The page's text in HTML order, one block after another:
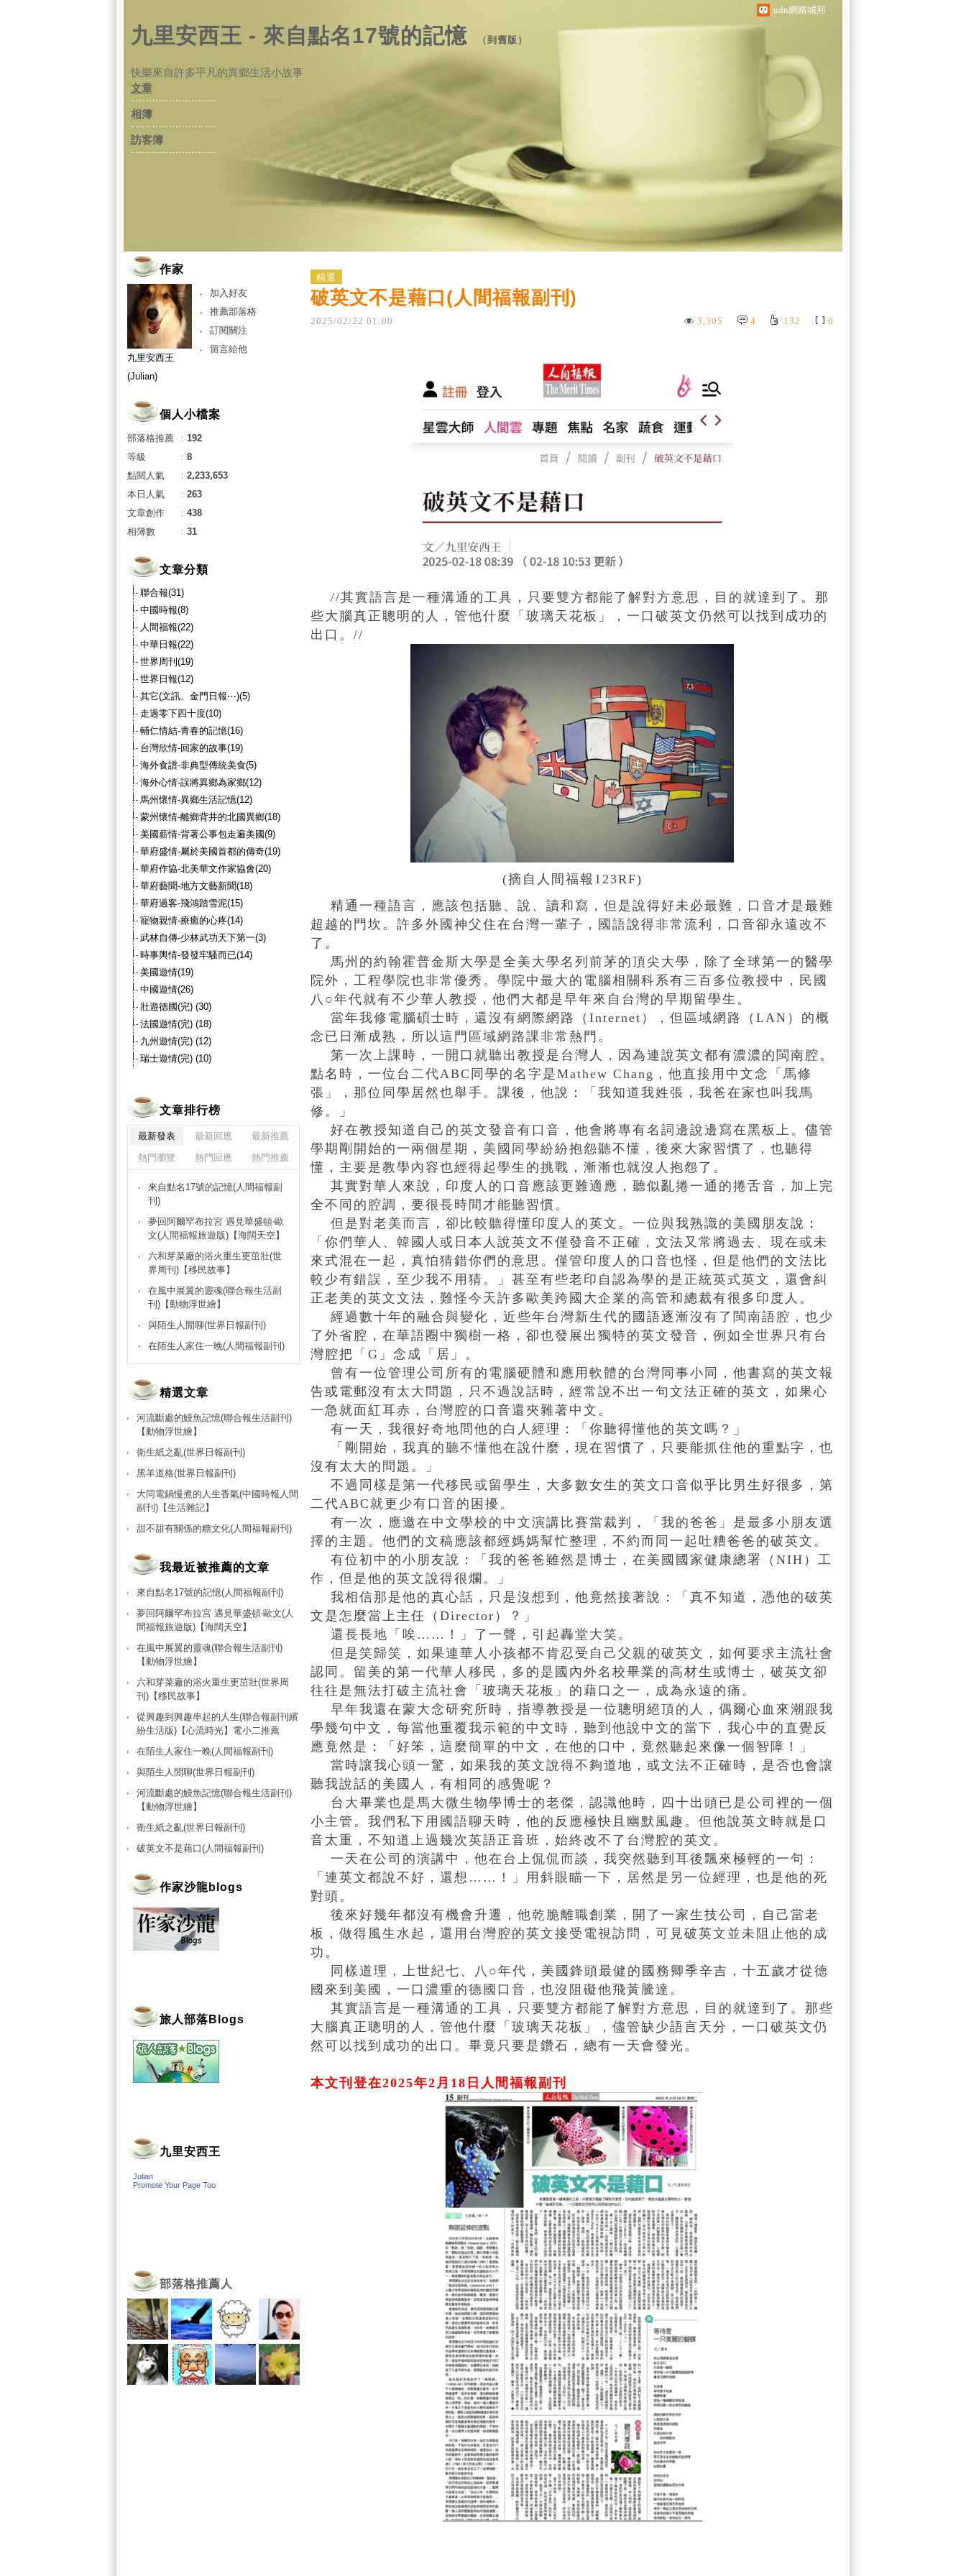
udn網路城邦
九里安西王 - 來自點名17號的記憶 （到舊版 ）
快樂來自許多平凡的異鄉生活小故事
文章
相簿
訪客簿
精選
破英文不是藉口(人間福報副刊)
2025/02/22 01 :00 3,305 4 132 0
//其實語言是一種溝通的工具，只要雙方都能了解對方意思，目的就達到了。那
些大腦真正聰明的人，管他什麼「玻璃天花板」，一口破英文仍然可以找到成功的
出口。//
(摘自人間福報123RF)
精通一種語言，應該包括聽、說、讀和寫，但是說得好未必最難，口音才是最難
超越的門坎。許多外國神父住在台灣一輩子，國語說得非常流利，口音卻永遠改不
了。
馬州的約翰霍普金斯大學是全美大學名列前茅的頂尖大學，除了全球第一的醫學
院外，工程學院也非常優秀。學院中最大的電腦相關科系有三百多位教授中，民國
八○年代就有不少華人教授，他們大都是早年來自台灣的早期留學生。
當年我修電腦碩士時，還沒有網際網路（Internet），但區域網路（LAN）的概
念已日漸成熟，所以這門區域網路課非常熱門。
第一次上課時，一開口就聽出教授是台灣人，因為連說英文都有濃濃的閩南腔。
點名時，一位台二代ABC同學的名字是Mathew Chang，他直接用中文念「馬修
張」，那位同學居然也舉手。課後，他說：「我知道我姓張，我爸在家也叫我馬
修。」
好在教授知道自己的英文發音有口音，他會將專有名詞邊說邊寫在黑板上。儘管
學期剛開始的一兩個星期，美國同學紛紛抱怨聽不懂，後來大家習慣了，也聽得
懂，主要是教學內容也經得起學生的挑戰，漸漸也就沒人抱怨了。
其實對華人來說，印度人的口音應該更難適應，聽似亂捲一通的捲舌音，加上完
全不同的腔調，要很長時間才能聽習慣。
但是對老美而言，卻比較聽得懂印度人的英文。一位與我熟識的美國朋友說：
「你們華人、韓國人或日本人說英文不僅發音不正確，文法又常將過去、現在或未
來式混在一起，真怕猜錯你們的意思。僅管印度人的口音也怪，但是他們的文法比
較少有錯誤，至少我不用猜。」甚至有些老印自認為學的是正統英式英文，還會糾
正老美的英文文法，難怪今天許多歐美跨國大企業的高管和總裁有很多印度人。
經過數十年的融合與變化，近些年台灣新生代的國語逐漸沒有了閩南語腔，也少
了外省腔，在華語圈中獨樹一格，卻也發展出獨特的英文發音，例如全世界只有台
灣腔把「G」念成「居」。
曾有一位管理公司所有的電腦硬體和應用軟體的台灣同事小同，他書寫的英文報
告或電郵沒有太大問題，只不過說話時，經常說不出一句文法正確的英文，如果心
一急就面紅耳赤，台灣腔的口音還夾雜著中文。
有一天，我很好奇地問他的白人經理：「你聽得懂他的英文嗎？」
「剛開始，我真的聽不懂他在說什麼，現在習慣了，只要能抓住他的重點字，也
沒有太大的問題。」
不過同樣是第一代移民或留學生，大多數女生的英文口音似乎比男生好很多，第
二代ABC就更少有口音的困擾。
有一次，應邀在中文學校的中文演講比賽當裁判，「我的爸爸」是最多小朋友選
擇的主題。他們的文稿應該都經媽媽幫忙整理，不約而同一起吐糟爸爸的破英文。
有位初中的小朋友說：「我的爸爸雖然是博士，在美國國家健康總署（NIH）工
作，但是他的英文說得很爛。」
我相信那是他的真心話，只是沒想到，他竟然接著說：「真不知道，憑他的破英
文是怎麼當上主任（Director）？」
還長長地「唉……！」了一聲，引起轟堂大笑。
但是笑歸笑，如果連華人小孩都不肯忍受自己父親的破英文，如何要求主流社會
認同。留美的第一代華人移民，多的是國內外名校畢業的高材生或博士，破英文卻
往往是無法打破主流社會「玻璃天花板」的藉口之一，成為永遠的痛。
早年我還在蒙大念研究所時，指導教授是一位聰明絕頂的人，偶爾心血來潮跟我
學幾句中文，每當他重覆我示範的中文時，聽到他說中文的當下，我心中的直覺反
應竟然是：「好笨，這麼簡單的中文，在他的口中，竟然聽起來像一個智障！」
當時讓我心頭一驚，如果我的英文說得不夠道地，或文法不正確時，是否也會讓
聽我說話的美國人，有相同的感覺呢？
台大畢業也是馬大微生物學博士的老傑，認識他時，四十出頭已是公司裡的一個
小主管。我們私下用國語聊天時，他的反應極快且幽默風趣。但他說英文時就是口
音太重，不知道上過幾次英語正音班，始終改不了台灣腔的英文。
一天在公司的演講中，他在台上侃侃而談，我突然聽到耳後飄來極輕的一句：
「連英文都說不好，還想……！」用斜眼瞄一下，居然是另一位經理，也是他的死
對頭。
後來好幾年都沒有機會升遷，他乾脆離職創業，開了一家生技公司，自己當老
板，做得風生水起，還用台灣腔的英文接受電視訪問，可見破英文並未阻止他的成
功。
同樣道理，上世紀七、八○年代，美國鋒頭最健的國務卿季辛吉，十五歲才從德
國來到美國，一口濃重的德國口音，也沒阻礙他飛黃騰達。
其實語言是一種溝通的工具，只要雙方都能了解對方意思，目的就達到了。那些
大腦真正聰明的人，管他什麼「玻璃天花板」，儘管缺少語言天分，一口破英文仍
然可以找到成功的出口。畢竟只要是鑽石，總有一天會發光。
本文刊登在2025年2 月18日人間福報副刊
作家
加入好友
推薦部落格
訂閱關注
留言給他
九里安西王
(Julian)
個人小檔案
部落格推薦 ： 192
等級
： 8
點閱人氣
： 2,233,653
本日人氣
： 263
文章創作
： 438
相簿數
： 31
文章分類
聯合報(31)
中國時報(8)
人間福報(22)
中華日報(22)
世界周刊(19)
世界日報(12)
其它(文訊、金門日報⋯)(5)
走過零下四十度(10)
輔仁情結-青春的記憶(16)
台灣欣情-回家的故事(19)
海外食譜-非典型傳統美食(5)
海外心情-誤將異鄉為家鄉(12)
馬州懷情-異鄉生活記憶(12)
蒙州懷情-離鄉背井的北國異鄉(18)
美國薪情-背著公事包走遍美國(9)
華府盛情-屬於美國首都的傳奇(19)
華府作協-北美華文作家協會(20)
華府藝聞-地方文藝新聞(18)
華府過客-飛鴻踏雪泥(15)
寵物親情-療癒的心疼(14)
武林自傳-少林武功天下第一(3)
時事輿情-發發牢騷而已(14)
美國遊情(19)
中國遊情(26)
壯遊德國(完) (30)
法國遊情(完) (18)
九州遊情(完) (12)
瑞士遊情(完) (10)
文章排行榜
最新發表 最新回應
最新推薦
熱門瀏覽
熱門回應 熱門推薦
來自點名17號的記憶(人間福報副
刊)
夢回阿爾罕布拉宮 遇見華盛頓‧歐
文(人間福報旅遊版)【海闊天空】
六和芽菜廠的浴火重生更茁壯(世
界周刊)【移民故事】
在風中展翼的靈魂(聯合報生活副
刊)【動物浮世繪】
與陌生人閒聊(世界日報副刊)
在陌生人家住一晚(人間福報副刊)
精選文章
河流斷處的鰻魚記憶(聯合報生活副刊)
【動物浮世繪】
衛生紙之亂(世界日報副刊)
黑羊道格(世界日報副刊)
大同電鍋慢煮的人生香氣(中國時報人間
副刊)【生活雜記】
甜不甜有關係的糖文化(人間福報副刊)
我最近被推薦的文章
來自點名17號的記憶(人間福報副刊)
夢回阿爾罕布拉宮 遇見華盛頓‧歐文(人
間福報旅遊版)【海闊天空】
在風中展翼的靈魂(聯合報生活副刊)
【動物浮世繪】
六和芽菜廠的浴火重生更茁壯(世界周
刊)【移民故事】
從興趣到興趣串起的人生(聯合報副刊繽
紛生活版)【心流時光】電小二推薦
在陌生人家住一晚(人間福報副刊)
與陌生人閒聊(世界日報副刊)
河流斷處的鰻魚記憶(聯合報生活副刊)
【動物浮世繪】
衛生紙之亂(世界日報副刊)
破英文不是藉口(人間福報副刊)
作家沙龍blogs
旅人部落Blogs
九里安西王
部落格推薦人